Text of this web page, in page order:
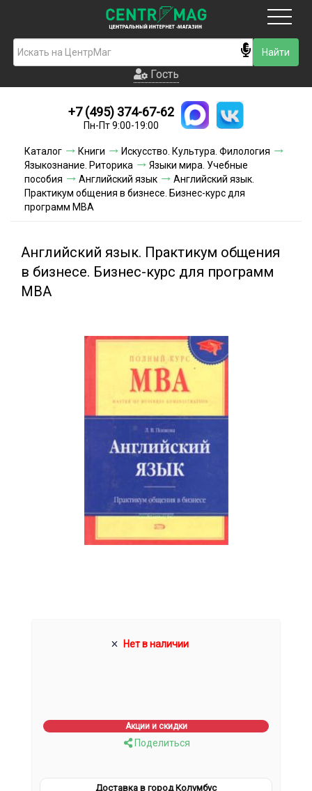
Гость
Новинки
Условия доставки
Условия оплаты
Гость
+7 (495) 374-67-62
Пн-Пт 9:00-19:00
Каталог Книги
Искусство. Культура. Филология
Языкознание. Риторика
Языки мира. Учебные
пособия
Английский язык
Английский язык.
Практикум общения в бизнесе. Бизнес-курс для
программ MBA
Английский язык. Практикум общения
в бизнесе. Бизнес-курс для программ
MBA
Нет в наличии
Акции и скидки
Поделиться
Доставка в город Колумбус